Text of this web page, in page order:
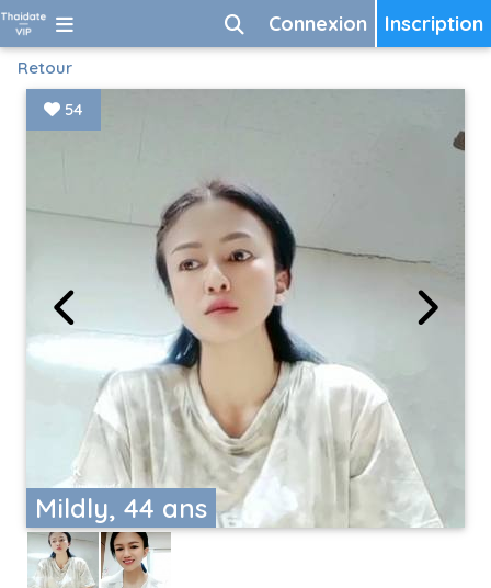
Inscription
Connexion
Retour
Mildly, 44 ans
54